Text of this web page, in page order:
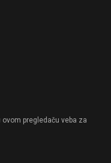
pregledaču veba za